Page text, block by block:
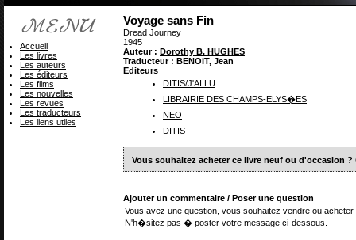
Voyage sans Fin
Dread Journey
1945
Auteur : Dorothy B. HUGHES
Traducteur : BENOIT, Jean
Editeurs
DITIS/J'AI LU
LIBRAIRIE DES CHAMPS-ELYS�ES
NEO
DITIS
Vous souhaitez acheter ce livre neuf ou d'occasion ?
Ajouter un commentaire / Poser une question
Vous avez une question, vous souhaitez vendre ou
N'h�sitez pas � poster votre message ci-dessous.
Accueil
Les livres
Les auteurs
Les éditeurs
Les films
Les nouvelles
Les revues
Les traducteurs
Les liens utiles